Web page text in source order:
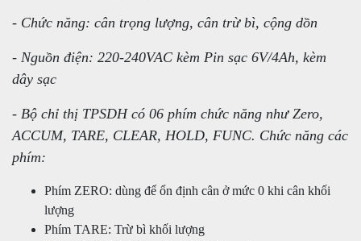
- Chức năng: cân trọng lượng, cân trừ bì, cộng dồn
- Nguồn điện: 220-240VAC kèm Pin sạc 6V/4Ah, kèm
dây sạc
- Bộ chỉ thị TPSDH có 06 phím chức năng như Zero,
ACCUM, TARE, CLEAR, HOLD, FUNC. Chức năng các
phím:
Phím ZERO: dùng để ổn định cân ở mức 0 khi cân khối
lượng
Phím TARE: Trừ bì khối lượng